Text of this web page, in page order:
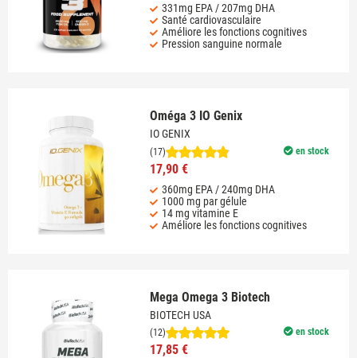
331mg EPA / 207mg DHA
Santé cardiovasculaire
Améliore les fonctions cognitives
Pression sanguine normale
Oméga 3 IO Genix
IO GENIX
en stock
(17)
17,90 €
360mg EPA / 240mg DHA
1000 mg par gélule
14 mg vitamine E
Améliore les fonctions cognitives
Mega Omega 3 Biotech
BIOTECH USA
en stock
(12)
17,85 €